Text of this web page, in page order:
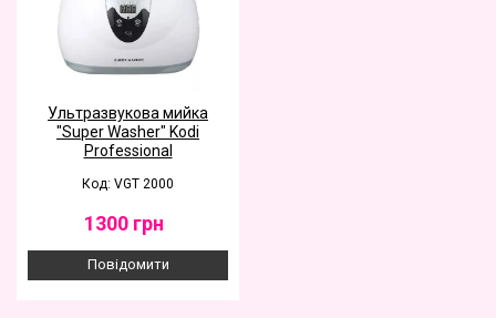
Ультразвукова мийка
"Super Washer" Kodi
Professional
Код: VGT 2000
1300 грн
Повідомити